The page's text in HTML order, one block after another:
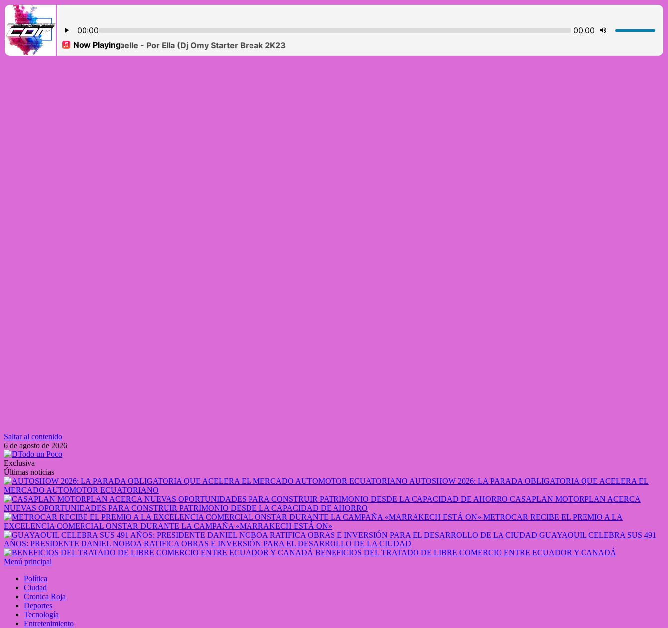
Saltar al contenido
6 de agosto de 2026
Exclusiva
Últimas noticias
AUTOSHOW 2026: LA PARADA OBLIGATORIA QUE ACELERA EL
MERCADO AUTOMOTOR ECUATORIANO
CASAPLAN MOTORPLAN ACERCA
NUEVAS OPORTUNIDADES PARA CONSTRUIR PATRIMONIO DESDE LA CAPACIDAD DE AHORRO
METROCAR RECIBE EL PREMIO A LA
EXCELENCIA COMERCIAL ONSTAR DURANTE LA CAMPAÑA «MARRAKECH ESTÁ ON»
GUAYAQUIL CELEBRA SUS 491
AÑOS: PRESIDENTE DANIEL NOBOA RATIFICA OBRAS E INVERSIÓN PARA EL DESARROLLO DE LA CIUDAD
BENEFICIOS DEL TRATADO DE LIBRE COMERCIO ENTRE ECUADOR Y CANADÁ
Menú principal
Política
Ciudad
Cronica Roja
Deportes
Tecnología
Entretenimiento